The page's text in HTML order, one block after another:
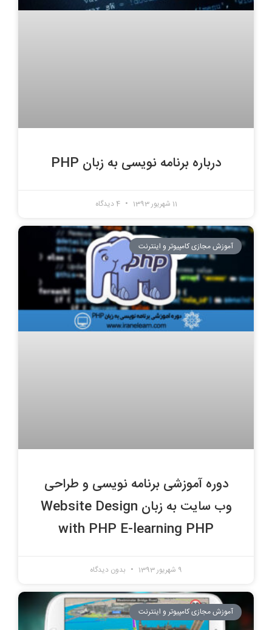
درباره برنامه نویسی به زبان PHP
11 شهریور 1393 4 دیدگاه
آموزش مجازی کامپیوتر و اینترنت
دوره آموزشی برنامه نویسی و طراحی
وب سایت به زبان Website Design
with PHP E-learning PHP
9 شهریور 1393 بدون دیدگاه
آموزش مجازی کامپیوتر و اینترنت